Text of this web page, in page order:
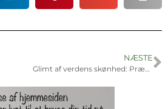
NÆSTE
Glimt af verdens skønhed: Præst udstiller kunst i Skibby Sognegård